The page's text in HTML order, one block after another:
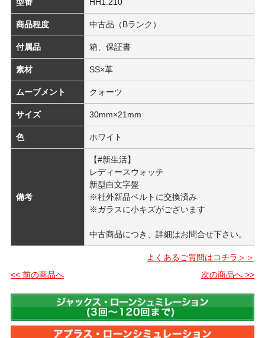
型番 HH1.210
商品程度 中古品（Bランク）
付属品 箱、保証書
素材 SS×革
ムーブメント クォーツ
サイズ 30mm×21mm
色 ホワイト
備考
【#新生活】
レディースウォッチ
新型白文字盤
※社外新品ベルトに交換済み
※ガラスに小キズがございます
中古商品につき、詳細はお問合せ下さい。
よくあるご質問はコチラ＞＞
<< 前の商品へ
次の商品へ >>